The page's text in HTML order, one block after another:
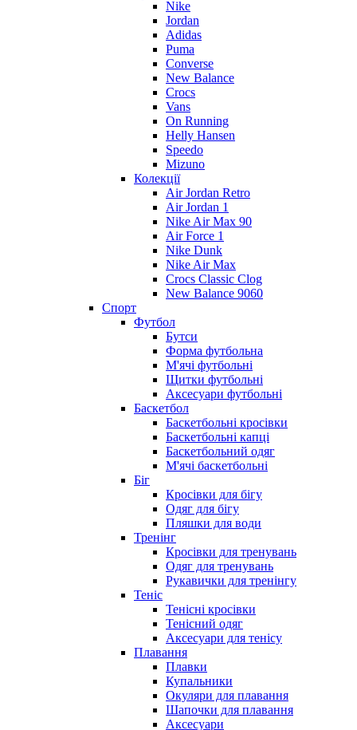
Nike
Jordan
Adidas
Puma
Converse
New Balance
Crocs
Vans
On Running
Helly Hansen
Speedo
Mizuno
Колекції
Air Jordan Retro
Air Jordan 1
Nike Air Max 90
Air Force 1
Nike Dunk
Nike Air Max
Crocs Classic Clog
New Balance 9060
Спорт
Футбол
Бутси
Форма футбольна
М'ячі футбольні
Щитки футбольні
Аксесуари футбольні
Баскетбол
Баскетбольні кросівки
Баскетбольні капці
Баскетбольний одяг
М'ячі баскетбольні
Біг
Кросівки для бігу
Одяг для бігу
Пляшки для води
Тренінг
Кросівки для тренувань
Одяг для тренувань
Рукавички для тренінгу
Теніс
Тенісні кросівки
Тенісний одяг
Аксесуари для тенісу
Плавання
Плавки
Купальники
Окуляри для плавання
Шапочки для плавання
Аксесуари